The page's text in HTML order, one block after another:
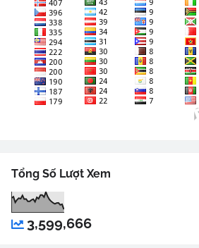
Tổng Số Lượt Xem
3,599,666